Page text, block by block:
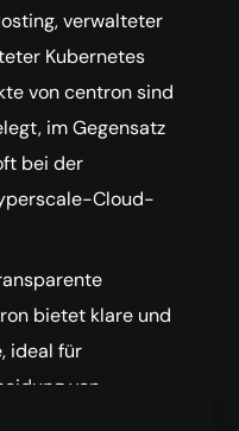
verwalteter
Kubernetes
von centron sind
im Gegensatz
bei der
Cloud-
bietet klare und
ideal für
von